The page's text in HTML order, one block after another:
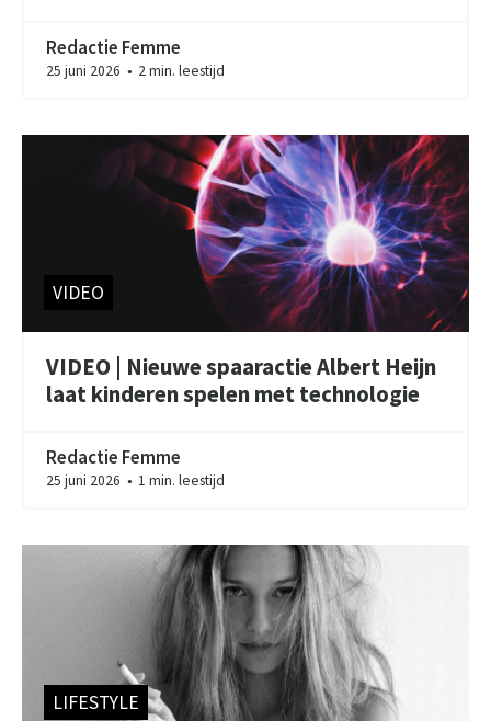
Redactie Femme
25 juni 2026 ● 2 min. leestijd
VIDEO
VIDEO | Nieuwe spaaractie Albert Heijn
laat kinderen spelen met technologie
Redactie Femme
25 juni 2026 ● 1 min. leestijd
LIFESTYLE